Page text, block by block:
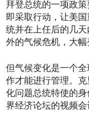
拜登总统的一项政
即采取行动，让美
统并在上任后的几
外的气候危机，大幅
但气候变化是一个
作才能进行管理。
化问题总统特使的
界经济论坛的视频会